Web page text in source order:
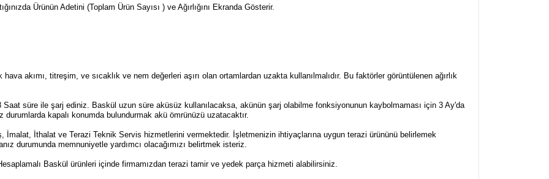
Ürünün Adetini (Toplam Ürün Sayısı ) ve Ağırlığını Ekranda Gösterir.
akımı, titreşim, ve sıcaklık ve nem değerleri aşırı olan ortamlardan uzakta kullanılmalıdır. Bu faktörler görüntülenen ağırlık
süre ile şarj ediniz. Baskül uzun süre aküsüz kullanılacaksa, akünün şarj olabilme fonksiyonunun kaybolmaması için 3 Ay'da
durumlarda kapalı konumda bulundurmak akü ömrünüzü uzatacaktır.
İmalat, İthalat ve Terazi Teknik Servis hizmetlerini vermektedir. İşletmenizin ihtiyaçlarına uygun terazi ürününü belirlemek
durumunda memnuniyetle yardımcı olacağımızı belirtmek isteriz.
Baskül ürünleri içinde firmamızdan terazi tamir ve yedek parça hizmeti alabilirsiniz.